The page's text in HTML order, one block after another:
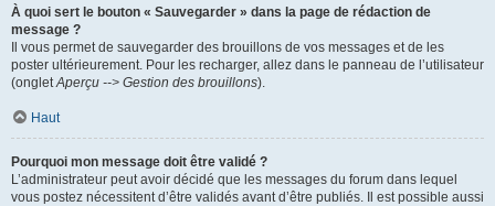
À quoi sert le bouton « Sauvegarder » dans la page de rédaction de
message ?
Il vous permet de sauvegarder des brouillons de vos messages et de les
poster ultérieurement. Pour les recharger, allez dans le panneau de l’utilisateur
(ongletAperçu --> Gestion des brouillons).
Haut
Pourquoi mon message doit être validé ?
L’administrateur peut avoir décidé que les messages du forum dans lequel
vous postez nécessitent d’être validés avant d’être publiés. Il est possible aussi